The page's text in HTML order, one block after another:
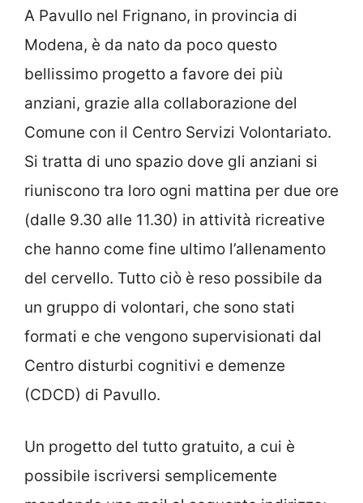
A Pavullo nel Frignano, in provincia di
Modena, è da nato da poco questo
bellissimo progetto a favore dei più
anziani, grazie alla collaborazione del
Comune con il Centro Servizi Volontariato.
Si tratta di uno spazio dove gli anziani si
riuniscono tra loro ogni mattina per due ore
(dalle 9.30 alle 11.30) in attività ricreative
che hanno come fine ultimo l’allenamento
del cervello. Tutto ciò è reso possibile da
un gruppo di volontari, che sono stati
formati e che vengono supervisionati dal
Centro disturbi cognitivi e demenze
(CDCD) di Pavullo.
Un progetto del tutto gratuito, a cui è
possibile iscriversi semplicemente